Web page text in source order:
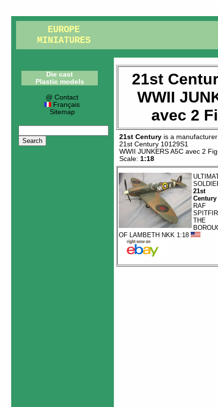
EUROPE
MINIATURES
Die cast
Plastic models
@ Contact
Français
Sitemap
21st
WWII
avec 2
21st Century is a
21st Century 10129S1
WWII JUNKERS A5C avec 2
Scale: 1:18
21st
Century
RAF
THE
OF LAMBETH NKK 1:18